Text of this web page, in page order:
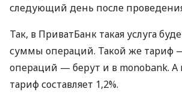
следующий день после
Так, в ПриватБанк такая услуга
суммы операций. Такой же тариф
операций — берут и в monobank. А
тариф составляет 1,2%.